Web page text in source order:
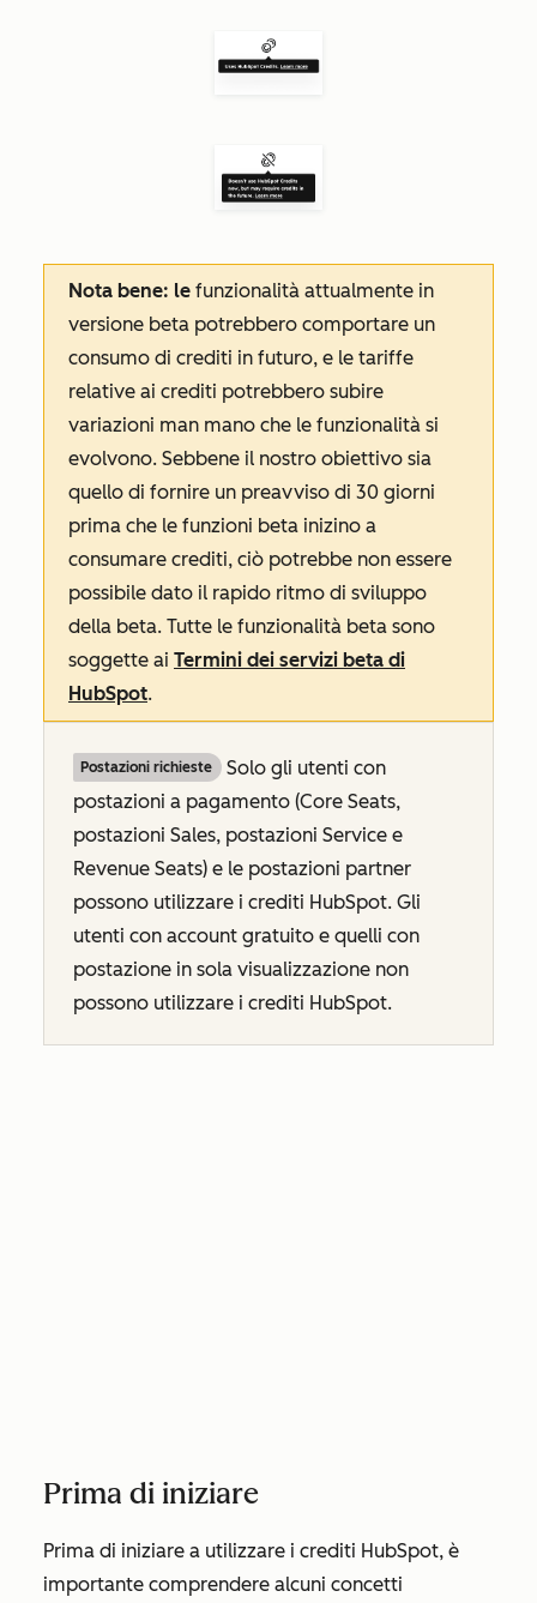
Nota bene: le funzionalità attualmente in
versione beta potrebbero comportare un
consumo di crediti in futuro, e le tariffe
relative ai crediti potrebbero subire
variazioni man mano che le funzionalità si
evolvono. Sebbene il nostro obiettivo sia
quello di fornire un preavviso di 30 giorni
prima che le funzioni beta inizino a
consumare crediti, ciò potrebbe non essere
possibile dato il rapido ritmo di sviluppo
della beta. Tutte le funzionalità beta sono
soggette ai Termini dei servizi beta di
HubSpot.
Postazioni richieste
Solo gli utenti con
postazioni a pagamento (Core Seats,
postazioni Sales, postazioni Service e
Revenue Seats) e le postazioni partner
possono utilizzare i crediti HubSpot. Gli
utenti con account gratuito e quelli con
postazione in sola visualizzazione non
possono utilizzare i crediti HubSpot.
Prima di iniziare
Prima di iniziare a utilizzare i crediti HubSpot, è
importante comprendere alcuni concetti